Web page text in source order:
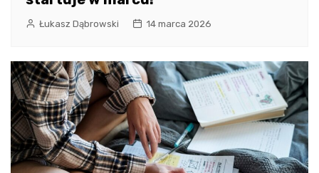
Łukasz Dąbrowski 14 marca 2026